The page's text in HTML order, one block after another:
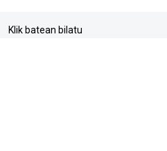
Klik batean bilatu